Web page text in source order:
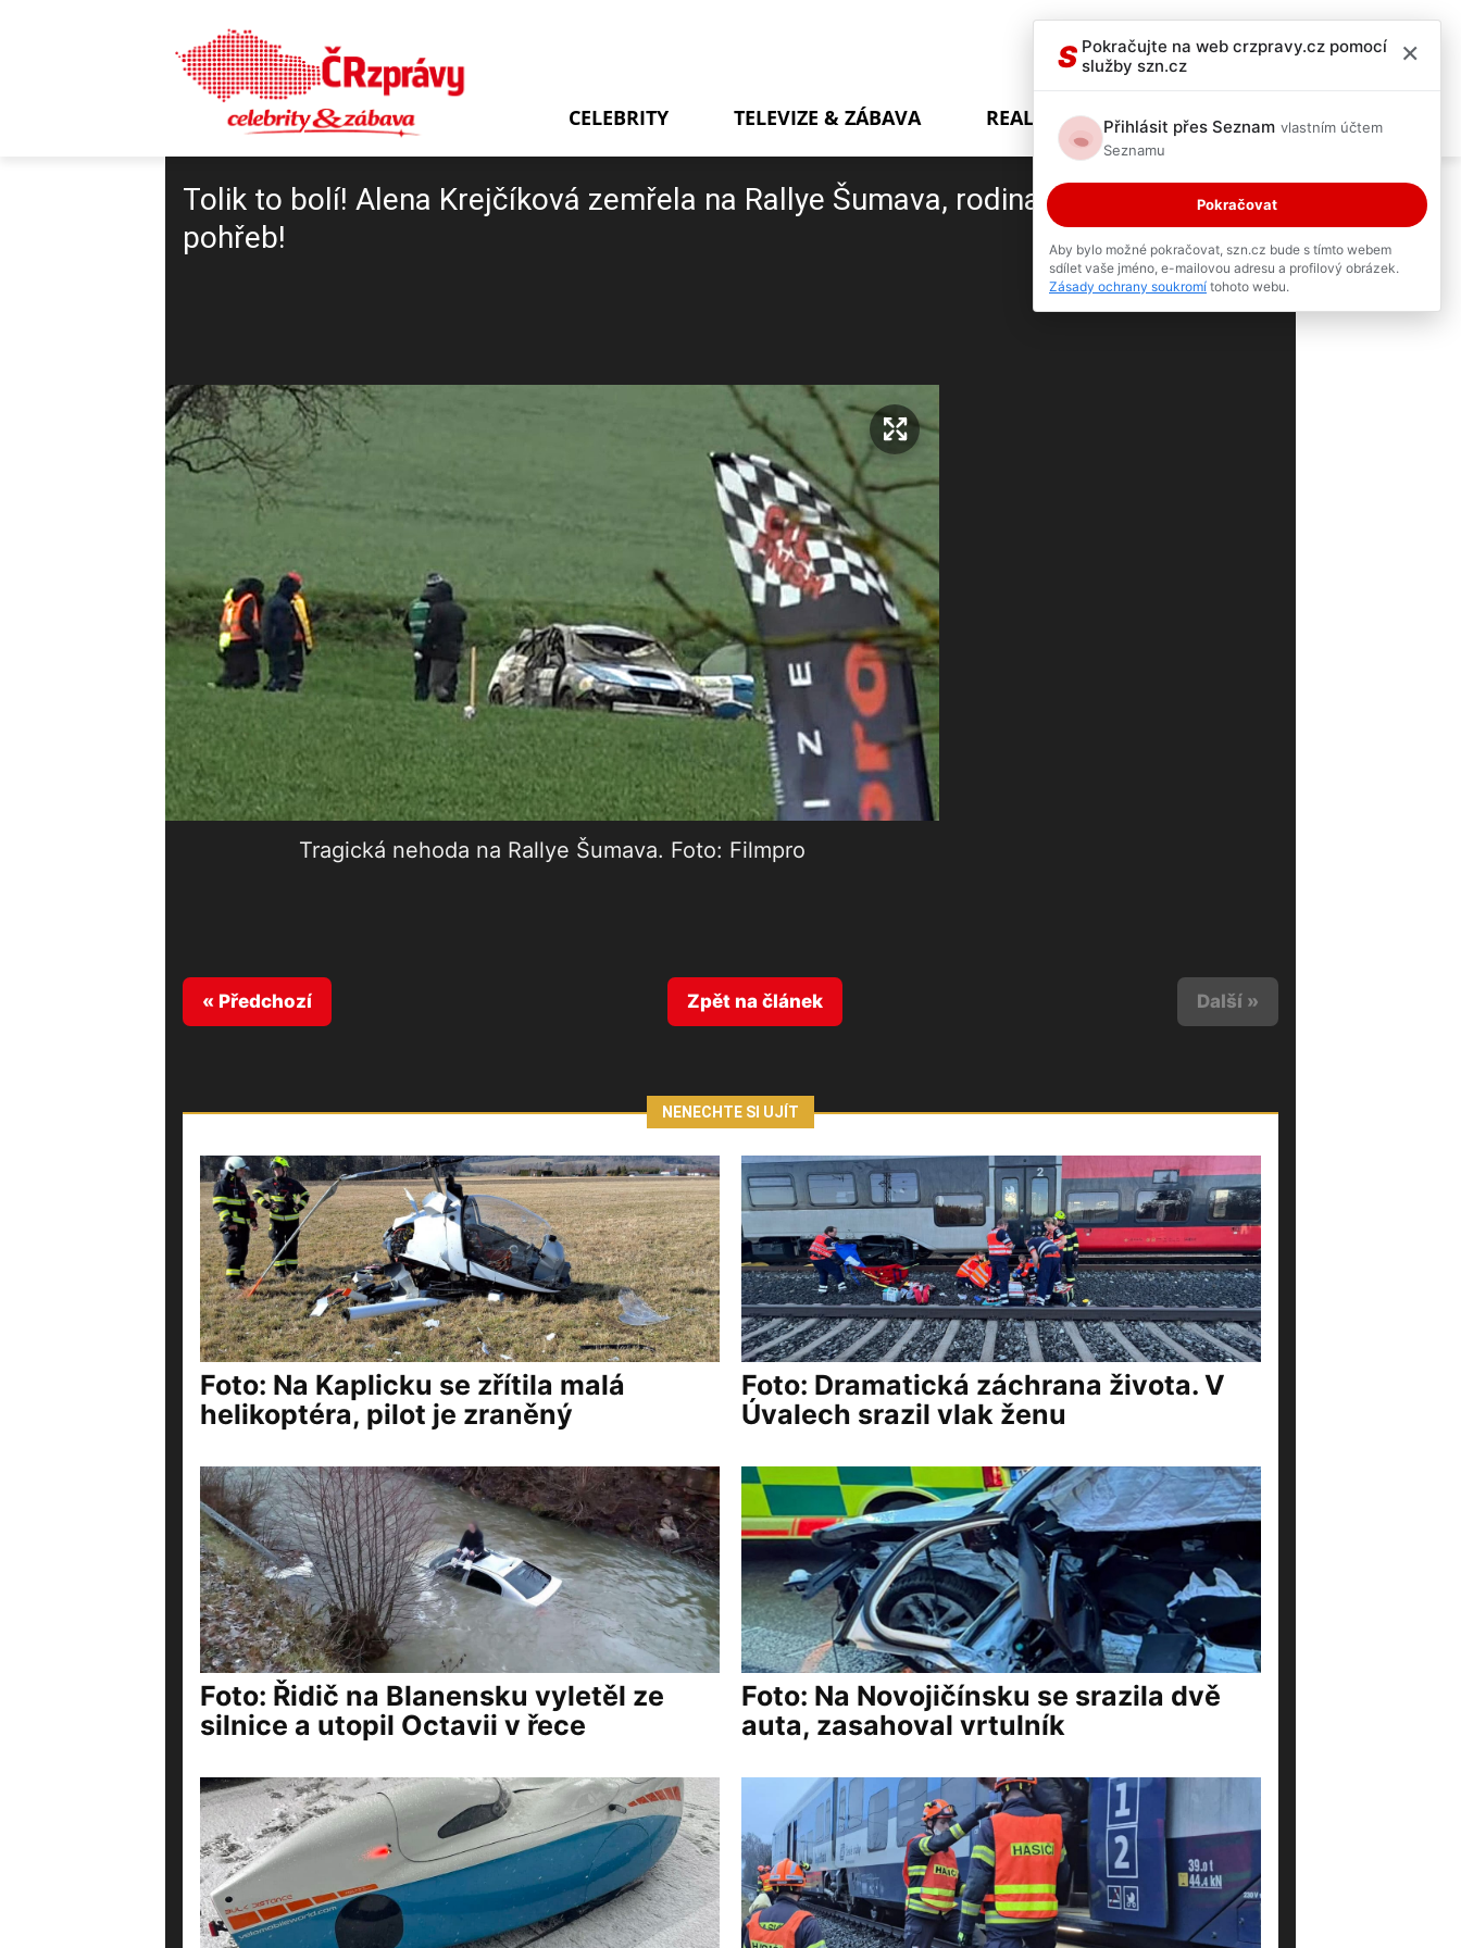
CELEBRITY TELEVIZE & ZÁBAVA REALITY SHOW
Tolik to bolí! Alena Krejčíková zemřela na Rallye Šumava, rodina nemá ani na
pohřeb!
3 / 3
Tragická nehoda na Rallye Šumava. Foto: Filmpro
« Předchozí Zpět na článek Další »
NENECHTE SI UJÍT
Foto: Na Kaplicku se zřítila malá
helikoptéra, pilot je zraněný
Foto: Dramatická záchrana života. V
Úvalech srazil vlak ženu
Foto: Řidič na Blanensku vyletěl ze
silnice a utopil Octavii v řece
Foto: Na Novojičínsku se srazila dvě
auta, zasahoval vrtulník
S Pokračujte na web crzpravy.cz pomocí
služby szn.cz
×
Přihlásit přes Seznam vlastním účtem
Seznamu
Pokračovat
Aby bylo možné pokračovat, szn.cz bude s tímto webem
sdílet vaše jméno, e-mailovou adresu a profilový obrázek.
Zásady ochrany soukromí tohoto webu.